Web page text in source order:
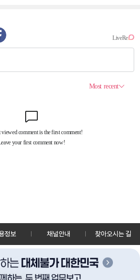
정보 채널안내 찾아오시는 길
치시 정부2청사로 13 한국정책방송원 KTV
TEL: 044-204-8000
국민방송 All Rights Reserved.